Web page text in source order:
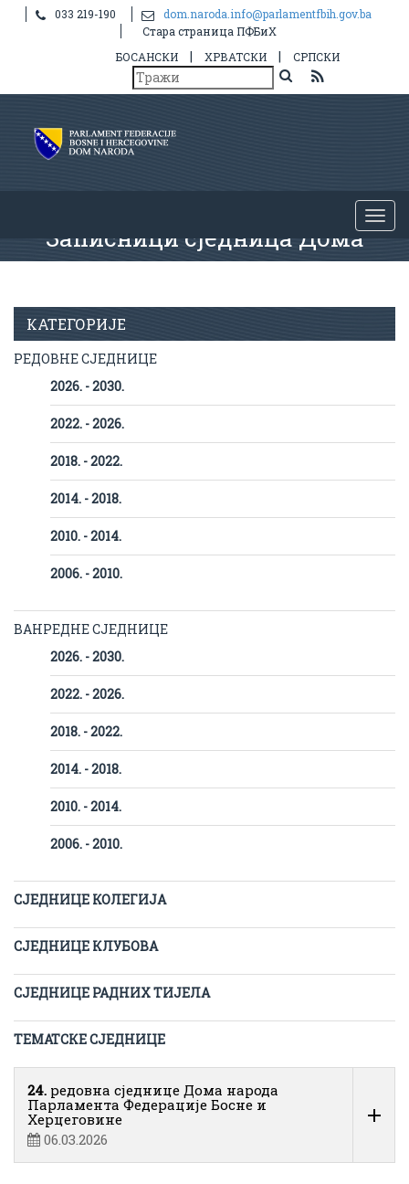
033 219-190
dom.naroda.info@parlamentfbih.gov.ba
Стара страница ПФБиХ
БОСАНСКИ
| ХРВАТСКИ | СРПСКИ
Записници сједница Дома
КАТЕГОРИЈЕ
РЕДОВНЕ СЈЕДНИЦЕ
2026. - 2030.
2022. - 2026.
2018. - 2022.
2014. - 2018.
2010. - 2014.
2006. - 2010.
ВАНРЕДНЕ СЈЕДНИЦЕ
2026. - 2030.
2022. - 2026.
2018. - 2022.
2014. - 2018.
2010. - 2014.
2006. - 2010.
СЈЕДНИЦЕ КОЛЕГИЈА
СЈЕДНИЦЕ КЛУБОВА
СЈЕДНИЦЕ РАДНИХ ТИЈЕЛА
ТЕМАТСКЕ СЈЕДНИЦЕ
24. редовна сједнице Дома народа
Парламента Федерације Босне и
Херцеговине
06.03.2026